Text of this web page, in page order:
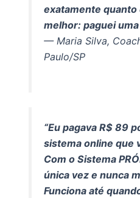
exatamente quanto
melhor: paguei uma
— Maria Silva,
Paulo/SP
“Eu pagava R$ 89
sistema online que
Com o Sistema
única vez e nunca
Funciona até